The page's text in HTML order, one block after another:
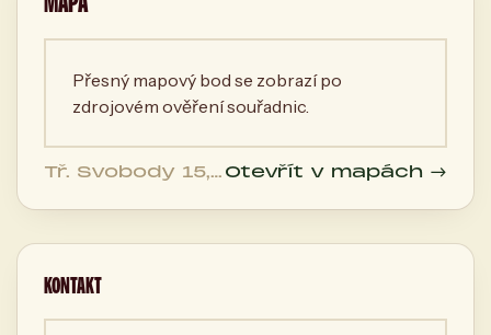
Přesný mapový bod se zobrazí po
zdrojovém ověření souřadnic.
Tř. Svobody 15,
Olomouc, Česká
Otevřít v mapách →
KONTAKT